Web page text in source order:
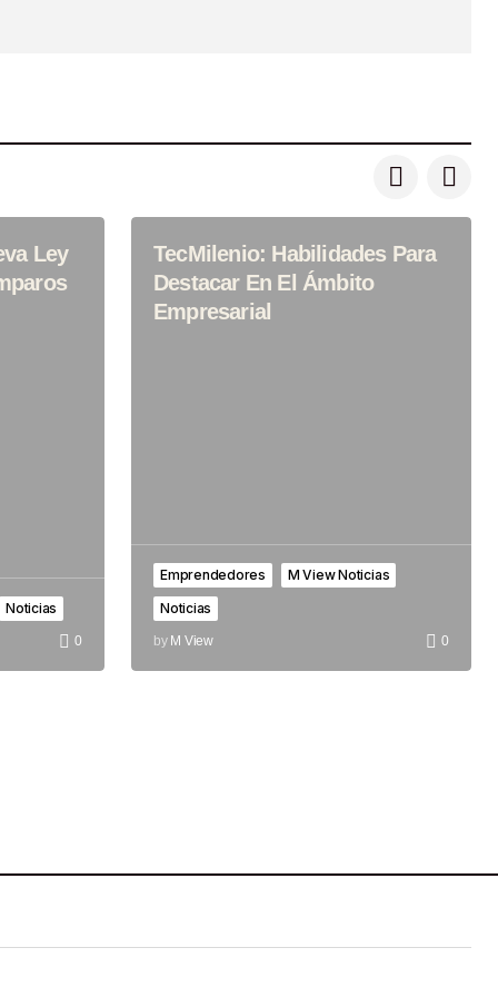
Ley
Noticias
0
TecMilenio: Habilidades Para
Destacar En El Ámbito
Empresarial
Emprendedores
M View Noticias
Noticias
by M View 0